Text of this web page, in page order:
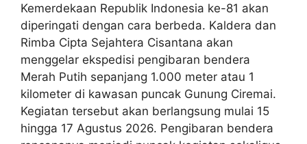
Kemerdekaan Republik Indonesia ke-81 akan
diperingati dengan cara berbeda. Kaldera dan
Rimba Cipta Sejahtera Cisantana akan
menggelar ekspedisi pengibaran bendera
Merah Putih sepanjang 1.000 meter atau 1
kilometer di kawasan puncak Gunung Ciremai.
Kegiatan tersebut akan berlangsung mulai 15
hingga 17 Agustus 2026. Pengibaran bendera